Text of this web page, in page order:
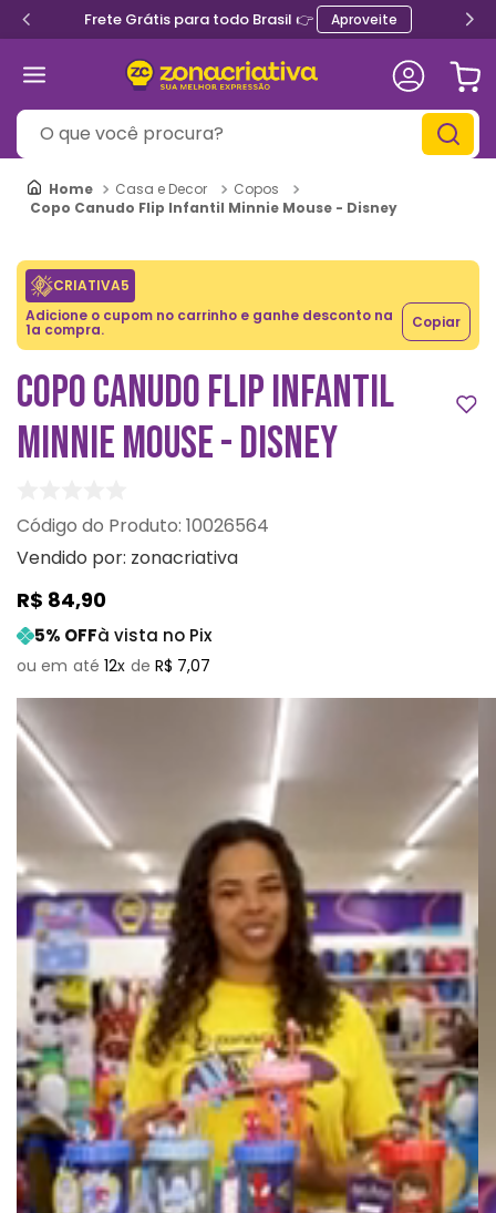
Frete Grátis para todo Brasil 👉 Aproveite
O que você procura?
Casa e Decor
Copos
Copo Canudo Flip Infantil Minnie Mouse - Disney
CRIATIVA5
Adicione o cupom no carrinho e ganhe desconto na
1a compra. Copiar
COPO CANUDO FLIP INFANTIL
MINNIE MOUSE - DISNEY
: 10026564
Vendido por: zonacriativa
R$ 84,90
5% OFFà vista no Pix
12 R$ 7,07